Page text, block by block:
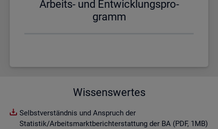
Ar­beits- und Ent­wick­lungs­pro­
gramm
Wissenswertes
Selbstverständnis und Anspruch der
Statistik/Arbeitsmarktberichterstattung der BA (PDF, 1MB)